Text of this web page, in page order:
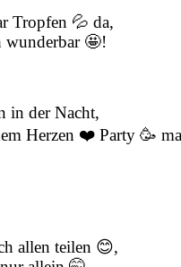
Tropfen 💦 da,
wunderbar 🤩!
in der Nacht,
Herzen ❤️‍ Party 🥳
allen teilen 😊,